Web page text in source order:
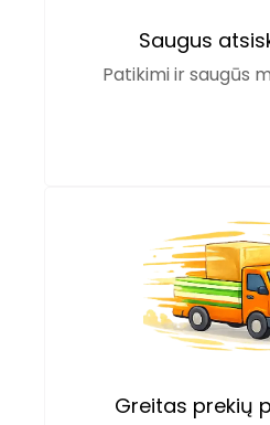
Saugus
Patikimi ir saugūs
Greitas prekių